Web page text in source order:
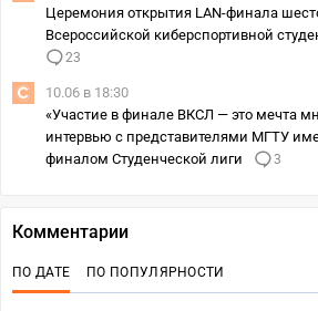
Церемония открытия LAN-финала
Всероссийской киберспортивной
23
10.06 в 18:30
«Участие в финале ВКСЛ — это мечта
интервью с представителями МГТУ
финалом Студенческой лиги
3
Комментарии
ПО ДАТЕ ПО ПОПУЛЯРНОСТИ